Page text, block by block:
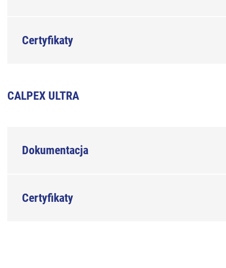
Certyfikaty
CALPEX ULTRA
Dokumentacja
Certyfikaty